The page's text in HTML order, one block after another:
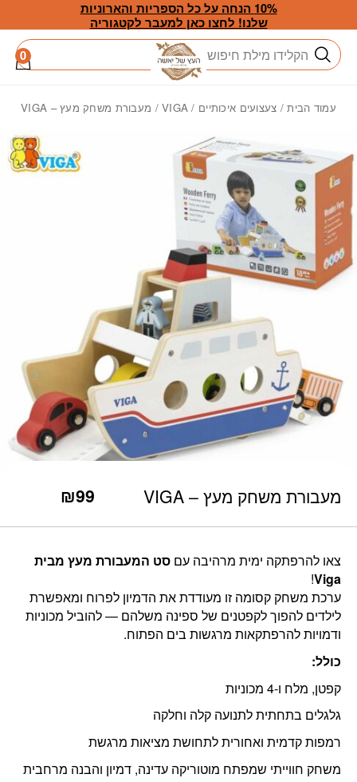
Skip to Content
10% הנחה על כל הספריות והארוניות
שלנו! לחצו כאן למעבר לקטגוריה
חיפוש 0
עמוד הבית/ צעצועים איכותיים /
VIGA/ מעבורת משחק מעץ – VIGA
מעבורת משחק מעץ – VIGA ₪99
צאו להרפתקה ימית מרהיבה עם סט המעבורת מעץ מבית
Viga
!
ערכת משחק קסומה זו מעודדת את הדמיון לפרוח ומאפשרת
לילדים להפוך לקפטנים של ספינה משלהם — להוביל מכוניות
ודמויות להרפתקאות מרגשות בים הפתוח.
כולל:
קפטן, מלח ו-4 מכוניות
גלגלים בתחתית לתנועה קלה וחלקה
רמפות קדמית ואחורית לתחושת מציאות מרגשת
משחק חווייתי שמפתח מוטוריקה עדינה, דמיון והבנה מרחבית